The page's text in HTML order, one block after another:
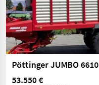
Pöttinger JUMBO 6610
53.550 €